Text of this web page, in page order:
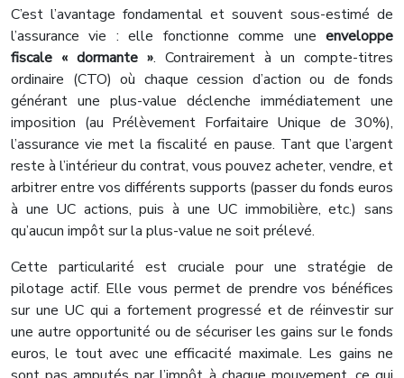
C’est l’avantage fondamental et souvent sous-estimé de
l’assurance vie : elle fonctionne comme une enveloppe
fiscale « dormante ». Contrairement à un compte-titres
ordinaire (CTO) où chaque cession d’action ou de fonds
générant une plus-value déclenche immédiatement une
imposition (au Prélèvement Forfaitaire Unique de 30%),
l’assurance vie met la fiscalité en pause. Tant que l’argent
reste à l’intérieur du contrat, vous pouvez acheter, vendre, et
arbitrer entre vos différents supports (passer du fonds euros
à une UC actions, puis à une UC immobilière, etc.) sans
qu’aucun impôt sur la plus-value ne soit prélevé.
Cette particularité est cruciale pour une stratégie de
pilotage actif. Elle vous permet de prendre vos bénéfices
sur une UC qui a fortement progressé et de réinvestir sur
une autre opportunité ou de sécuriser les gains sur le fonds
euros, le tout avec une efficacité maximale. Les gains ne